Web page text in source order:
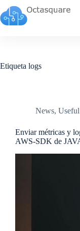
al
contenido
Etiqueta logs
News, Useful
Enviar métricas y
AWS-SDK de